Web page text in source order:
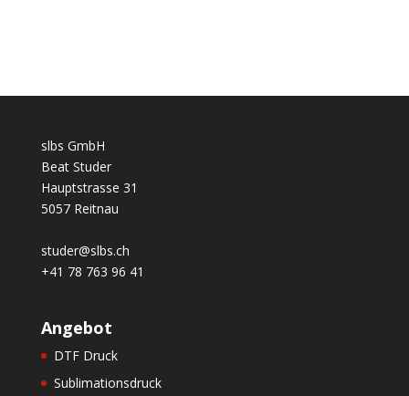
slbs GmbH
Beat Studer
Hauptstrasse 31
5057 Reitnau
studer@slbs.ch
+41 78 763 96 41
Angebot
DTF Druck
Sublimationsdruck